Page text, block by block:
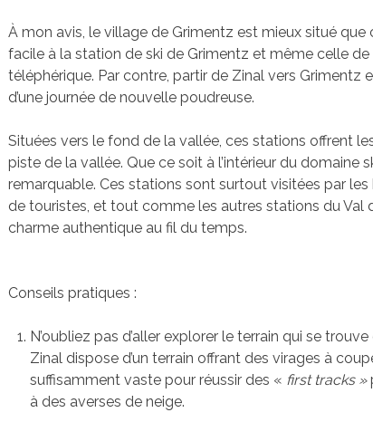
À mon avis, le village de Grimentz est mieux situé que
facile à la station de ski de Grimentz et même celle
téléphérique. Par contre, partir de Zinal vers Grimentz
d’une journée de nouvelle poudreuse.
Situées vers le fond de la vallée, ces stations offrent
piste de la vallée. Que ce soit à l’intérieur du domaine
remarquable. Ces stations sont surtout visitées par
de touristes, et tout comme les autres stations du Val
charme authentique au fil du temps.
Conseils pratiques :
N’oubliez pas d’aller explorer le terrain qui se
Zinal dispose d’un terrain offrant des virages à
suffisamment vaste pour réussir des « first tracks »
à des averses de neige.